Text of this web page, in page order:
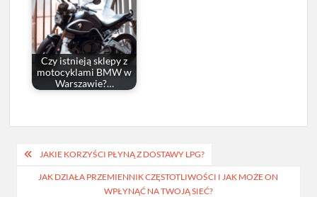
Czy istnieją sklepy z
motocyklami BMW w
Warszawie?…
Nawigacja
wpisu
JAKIE KORZYŚCI PŁYNĄ Z DOSTAWY LPG?
JAK DZIAŁA PRZEMIENNIK CZĘSTOTLIWOŚCI I JAK MOŻE ON
WPŁYNĄĆ NA TWOJĄ SIEĆ?